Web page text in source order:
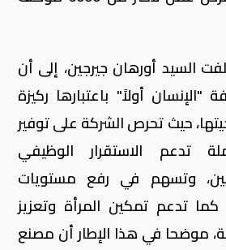
السيد أورهان جيرجين، إلى أن
أولاً" باعتبارها ركيزة
حيث تحرص الشركة على توفير
تدعم الاستقرار الوظيفي
وتسهم في رفع مستويات
كما تدعم تمكين المرأة وتعزيز
موضحا في هذا الإطار أن مصنع